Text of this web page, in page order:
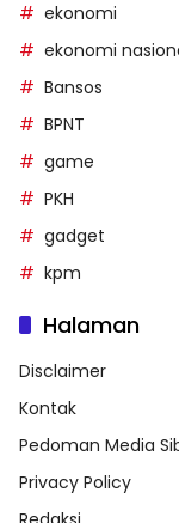
ekonomi
ekonomi
Bansos
BPNT
game
PKH
gadget
kpm
Halaman
Disclaimer
Kontak
Pedoman Media
Privacy Policy